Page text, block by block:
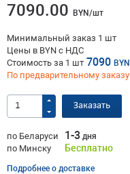
7090.00 BYN/шт
Минимальный заказ 1 шт
Цены в BYN с НДС
Стоимость за 1 шт 7090 BYN
По предварительному заказу
Заказать
по Беларуси 1-3 дня
по Минску Бесплатно
Подробнее о доставке